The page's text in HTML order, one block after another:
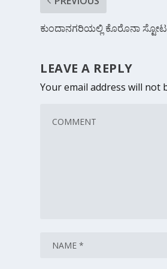
ಕುಂದಾನಗರಿಯಲ್ಲಿ ಕೊರೊನಾ ಸ್ಟೋಟ
LEAVE A REPLY
Your email address will not